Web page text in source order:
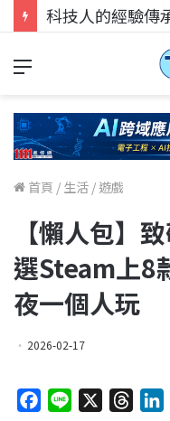
科技人找工作，
首頁 / 生活 / 遊戲
【懶人包】
選Steam上8
夜一個人玩
2026-02-17